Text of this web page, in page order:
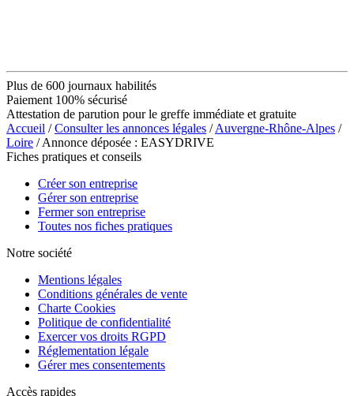
Plus de 600 journaux habilités
Paiement 100% sécurisé
Attestation de parution pour le greffe immédiate et gratuite
Accueil /Consulter les annonces légales /Auvergne-Rhône-Alpes /
Loire / Annonce déposée : EASYDRIVE
Fiches pratiques et conseils
Créer son entreprise
Gérer son entreprise
Fermer son entreprise
Toutes nos fiches pratiques
Notre société
Mentions légales
Conditions générales de vente
Charte Cookies
Politique de confidentialité
Exercer vos droits RGPD
Réglementation légale
Gérer mes consentements
Accès rapides